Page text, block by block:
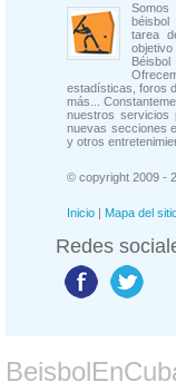
tarea
estadísticas, foros
más...
nuestros servicios
nuevas secciones
y otros
© copyright 2009 -
Inicio | Mapa del
Redes